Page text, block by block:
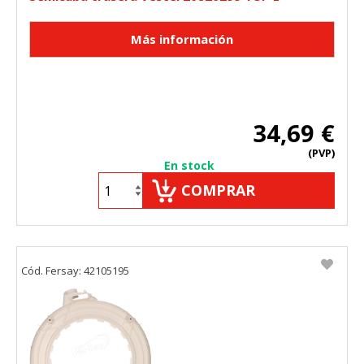
34,69 €
(PVP)
En stock
COMPRAR
Cód. Fersay: 42105195